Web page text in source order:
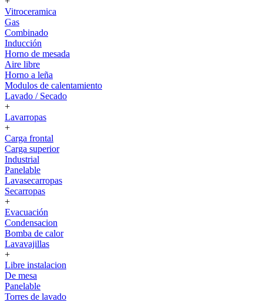
Vitroceramica
Gas
Combinado
Inducción
Horno de mesada
Aire libre
Horno a leña
Modulos de calentamiento
Lavado / Secado
+
Lavarropas
+
Carga frontal
Carga superior
Industrial
Panelable
Lavasecarropas
Secarropas
+
Evacuación
Condensacion
Bomba de calor
Lavavajillas
+
Libre instalacion
De mesa
Panelable
Torres de lavado